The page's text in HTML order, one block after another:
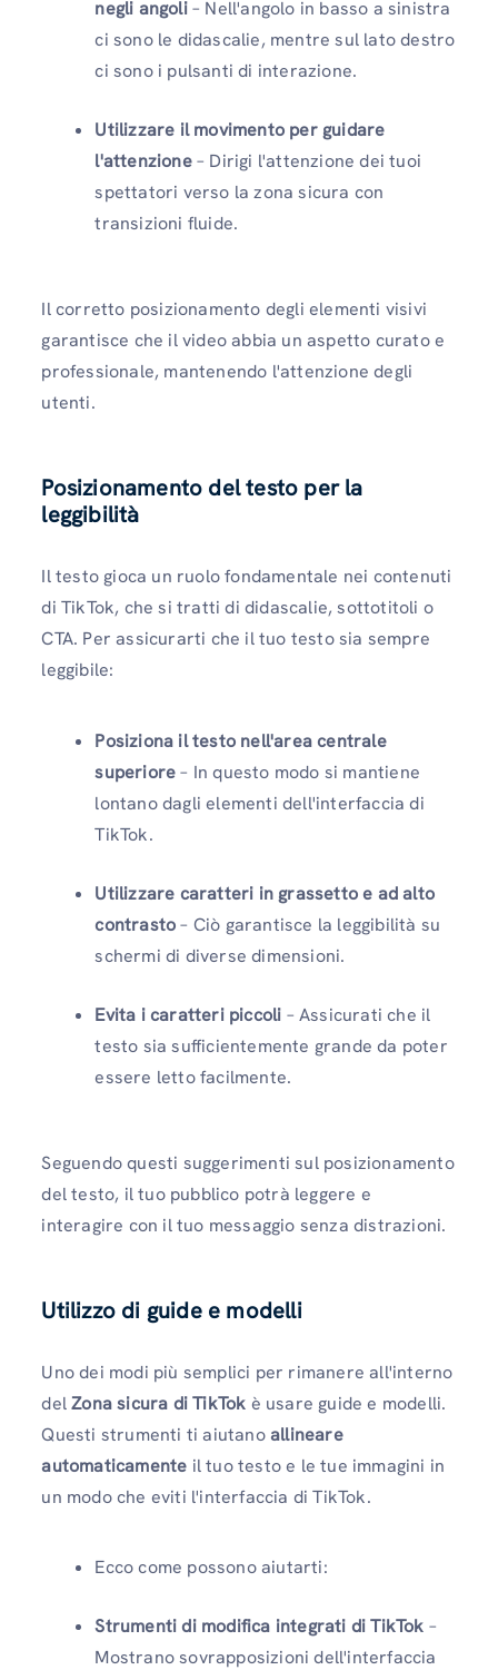
negli angoli– Nell'angolo in basso a sinistra
ci sono le didascalie, mentre sul lato destro
ci sono i pulsanti di interazione.
Utilizzare il movimento per guidare
l'attenzione– Dirigi l'attenzione dei tuoi
spettatori verso la zona sicura con
transizioni fluide.
Il corretto posizionamento degli elementi visivi
garantisce che il video abbia un aspetto curato e
professionale, mantenendo l'attenzione degli
utenti.
Posizionamento del testo per la
leggibilità
Il testo gioca un ruolo fondamentale nei contenuti
di TikTok, che si tratti di didascalie, sottotitoli o
CTA. Per assicurarti che il tuo testo sia sempre
leggibile:
Posiziona il testo nell'area centrale
superiore– In questo modo si mantiene
lontano dagli elementi dell'interfaccia di
TikTok.
Utilizzare caratteri in grassetto e ad alto
contrasto– Ciò garantisce la leggibilità su
schermi di diverse dimensioni.
Evita i caratteri piccoli – Assicurati che il
testo sia sufficientemente grande da poter
essere letto facilmente.
Seguendo questi suggerimenti sul posizionamento
del testo, il tuo pubblico potrà leggere e
interagire con il tuo messaggio senza distrazioni.
Utilizzo di guide e modelli
Uno dei modi più semplici per rimanere all'interno
delZona sicura di TikTok è usare guide e modelli.
Questi strumenti ti aiutanoallineare
automaticamente il tuo testo e le tue immagini in
un modo che eviti l'interfaccia di TikTok.
Ecco come possono aiutarti:
Strumenti di modifica integrati di TikTok –
Mostrano sovrapposizioni dell'interfaccia